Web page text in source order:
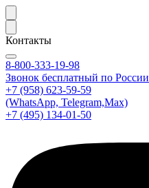
Контакты
8-800-333-19-98
Звонок бесплатный по России
+7 (958) 623-59-59
(WhatsApp, Telegram,Max)
+7 (495) 134-01-50